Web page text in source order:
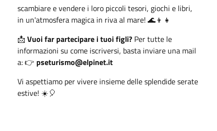
scambiare e vendere i loro piccoli tesori, giochi e libri,
in un'atmosfera magica in riva al mare! 🌊👦👧
📩 Vuoi far partecipare i tuoi figli? Per tutte le
informazioni su come iscriversi, basta inviare una mail
a: 👉 pseturismo@elpinet.it
Vi aspettiamo per vivere insieme delle splendide serate
estive! ☀️🎈